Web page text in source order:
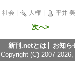
社会 人権 平井
次へ>
新刊.netとは
お知ら
Copyright (C) 2007-2026,